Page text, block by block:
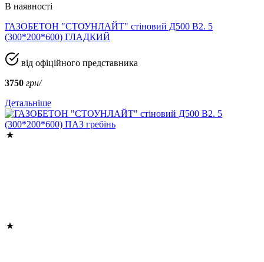
В наявності
ГАЗОБЕТОН "СТОУНЛАЙТ" стіновий Д500 В2. 5
(300*200*600) ГЛАДКИЙ
від офіційного представника
3750 грн/
Детальніше